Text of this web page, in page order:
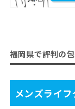
福岡県で評判の
メンズライ